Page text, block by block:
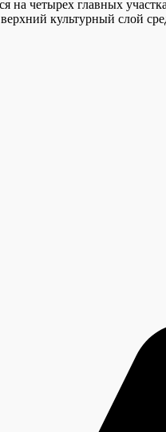
на четырех главных
культурный слой